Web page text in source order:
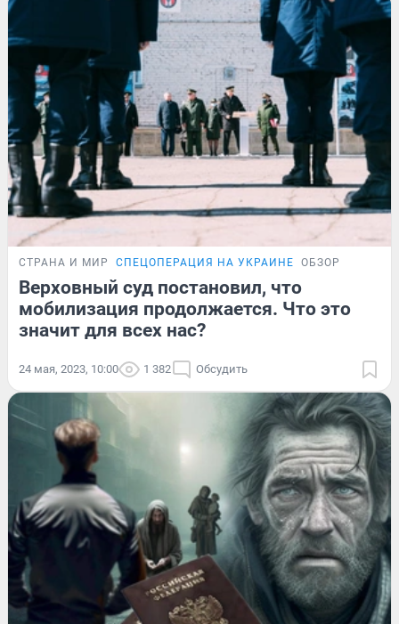
СТРАНА И МИР СПЕЦОПЕРАЦИЯ НА УКРАИНЕ ОБЗОР
Верховный суд постановил, что
мобилизация продолжается. Что это
значит для всех нас?
24 мая, 2023, 10:00 1 382 Обсудить